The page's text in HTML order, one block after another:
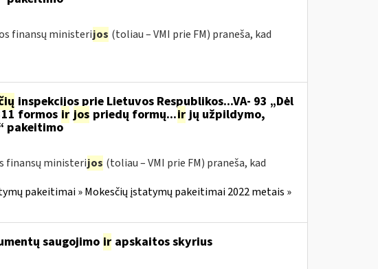
finansų ministerijos (toliau – VMI prie FM) praneša, kad
inspekcijos prie Lietuvos Respublikos...VA- 93 „Dėl
formos ir jos priedų formų...irjų užpildymo,
pakeitimo
finansų ministerijos (toliau – VMI prie FM) praneša, kad
pakeitimai » Mokesčių įstatymų pakeitimai 2022 metais »
saugojimo irapskaitos skyrius